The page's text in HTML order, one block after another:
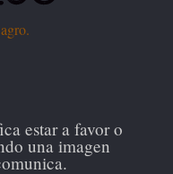
estar a favor o
una imagen